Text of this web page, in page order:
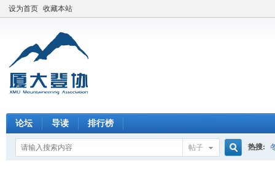
设为首页 收藏本站
论坛 导读 排行榜
帖子 热搜: